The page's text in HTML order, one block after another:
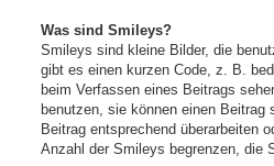
Was sind Smileys?
Smileys sind kleine Bilder, die
gibt es einen kurzen Code, z. B.
beim Verfassen eines Beitrags
benutzen, sie können einen
Beitrag entsprechend überarbeiten
Anzahl der Smileys begrenzen, die